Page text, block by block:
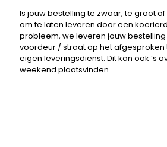
Is jouw bestelling te zwaar, te groot
om te laten leveren door een
probleem, we leveren jouw
voordeur / straat op het afgesproken
eigen leveringsdienst. Dit kan ook ‘s
weekend plaatsvinden.